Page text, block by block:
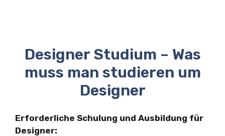
Designer Studium – Was
muss man studieren um
Designer
Erforderliche Schulung und Ausbildung für
Designer: